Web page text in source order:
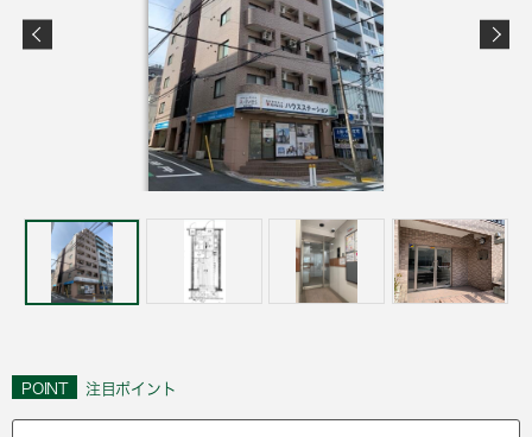
POINT 注目ポイント